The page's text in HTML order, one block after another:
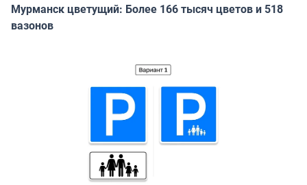
Мурманск цветущий: Более 166 тысяч цветов и 518
вазонов